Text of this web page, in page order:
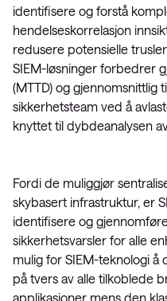
identifisere og forstå
hendelseskorrelasjon
redusere potensielle
SIEM-løsninger forbedrer
(MTTD) og gjennomsnittlig
sikkerhetsteam ved å
knyttet til dybdeanalysen
Fordi de muliggjør
skybasert infrastruktur, er
identifisere og
sikkerhetsvarsler for alle
mulig for SIEM-teknologi å
på tvers av alle tilkoblede
applikasjoner mens den